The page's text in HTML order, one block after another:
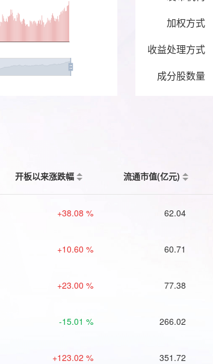
加权方式
收益处理方式
成分股数量
开板以来涨跌幅 流通市值(亿元)
+38.08 % 62.04
+10.60 % 60.71
+23.00 % 77.38
-15.01 % 266.02
+123.02 % 351.72